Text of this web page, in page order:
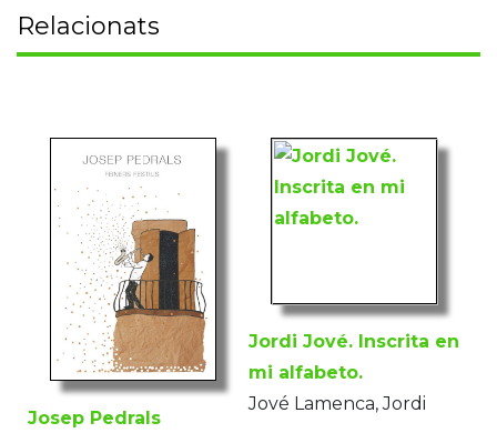
Relacionats
Josep Pedrals
Jordi Jové. Inscrita en
mi alfabeto.
Jové Lamenca, Jordi